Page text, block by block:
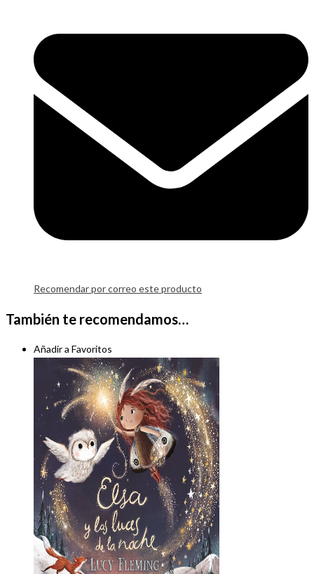
Recomendar por correo este producto
También te recomendamos…
Añadir a Favoritos